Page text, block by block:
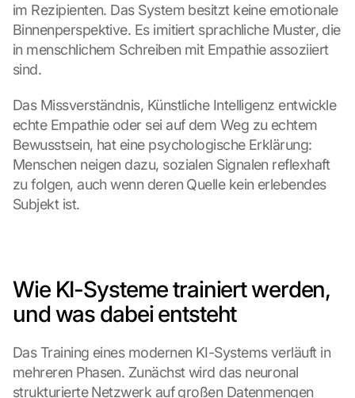
im Rezipienten. Das System besitzt keine emotionale
Binnenperspektive. Es imitiert sprachliche Muster, die
in menschlichem Schreiben mit Empathie assoziiert
sind.
Das Missverständnis, Künstliche Intelligenz entwickle
echte Empathie oder sei auf dem Weg zu echtem
Bewusstsein, hat eine psychologische Erklärung:
Menschen neigen dazu, sozialen Signalen reflexhaft
zu folgen, auch wenn deren Quelle kein erlebendes
Subjekt ist.
Wie KI-Systeme trainiert werden,
und was dabei entsteht
Das Training eines modernen KI-Systems verläuft in
mehreren Phasen. Zunächst wird das neuronal
strukturierte Netzwerk auf großen Datenmengen